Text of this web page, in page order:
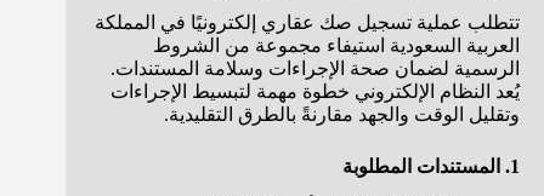
تتطلب عملية تسجيل صك عقاري إلكترونيًا في المملكة
العربية السعودية استيفاء مجموعة من الشروط
الرسمية لضمان صحة الإجراءات وسلامة المستندات.
يُعد النظام الإلكتروني خطوة مهمة لتبسيط الإجراءات
وتقليل الوقت والجهد مقارنةً بالطرق التقليدية.
1. المستندات المطلوبة